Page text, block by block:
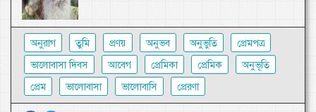
অনুরাগ তুমি প্রণয় অনুভব অনুভুতি
প্রেমপত্র
ভালোবাসা দিবস
আবেগ প্রেমিকা প্রেমিক
অনুভূতি
প্রেম
ভালোবাসা ভালোবাসি প্রেরণা